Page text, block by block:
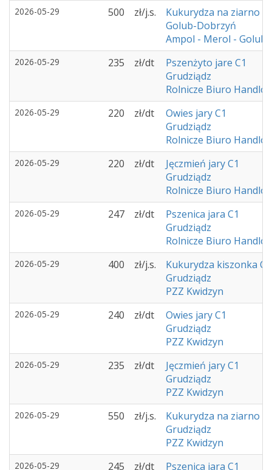
2026-05-29 500 zł/j.s.
Kukurydza na ziarno
Golub-Dobrzyń
Ampol - Merol -
2026-05-29 235 zł/dt
Pszenżyto jare C1
Grudziądz
Rolnicze Biuro
2026-05-29 220 zł/dt
Owies jary C1
Grudziądz
Rolnicze Biuro
2026-05-29 220 zł/dt
Jęczmień jary C1
Grudziądz
Rolnicze Biuro
2026-05-29 247 zł/dt
Pszenica jara C1
Grudziądz
Rolnicze Biuro
2026-05-29 400 zł/j.s.
Kukurydza kiszonka C1
Grudziądz
PZZ Kwidzyn
2026-05-29 240 zł/dt
Owies jary C1
Grudziądz
PZZ Kwidzyn
2026-05-29 235 zł/dt
Jęczmień jary C1
Grudziądz
PZZ Kwidzyn
2026-05-29 550 zł/j.s.
Kukurydza na ziarno
Grudziądz
PZZ Kwidzyn
2026-05-29 245 zł/dt
Pszenica jara C1